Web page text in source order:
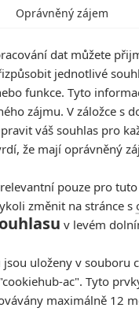
Oprávněný zájem
dat můžete
jednotlivé
funkce. Tyto
zájmu. V záložce s
váš souhlas pro
že mají oprávněný
pouze pro
změnit na stránce s
v levém
jsou uloženy v souboru
ac". Tyto
maximálně 12